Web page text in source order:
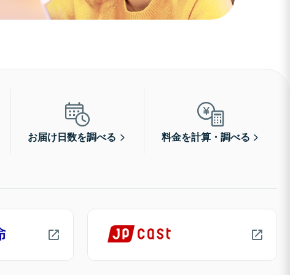
お届け日数を調べる 料金を計算・調べる